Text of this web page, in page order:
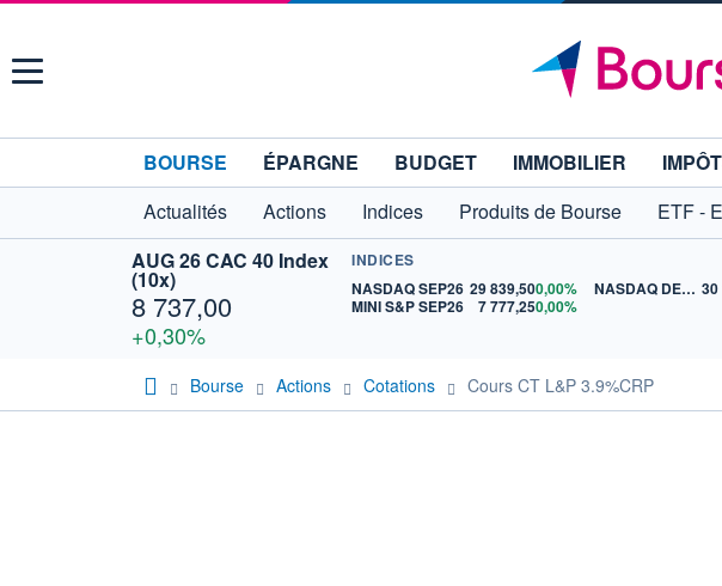
Menu
BOURSE ÉPARGNE BUDGET IMMOBILIER
Actualités
Actions Indices Produits de Bourse ETF -
AUG 26 CAC 40 Index
(10x)
8 737,00
+0,30%
INDICES
NASDAQ SEP26 29 839,500,00%
MINI S&P SEP26
7 777,250,00%
NASDAQ DEC26
Bourse Actions Cotations Cours CT L&P 3.9%CRP